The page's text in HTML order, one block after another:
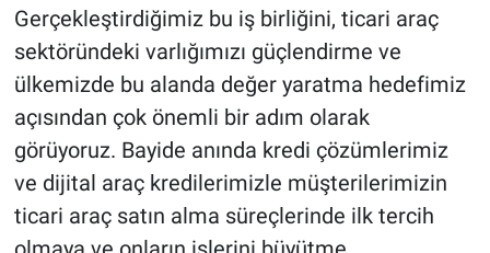
Gerçekleştirdiğimiz bu iş birliğini, ticari araç
sektöründeki varlığımızı güçlendirme ve
ülkemizde bu alanda değer yaratma hedefimiz
açısından çok önemli bir adım olarak
görüyoruz. Bayide anında kredi çözümlerimiz
ve dijital araç kredilerimizle müşterilerimizin
ticari araç satın alma süreçlerinde ilk tercih